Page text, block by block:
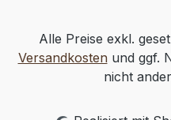
Alle Preise exkl.
Versandkostenund ggf.
nicht